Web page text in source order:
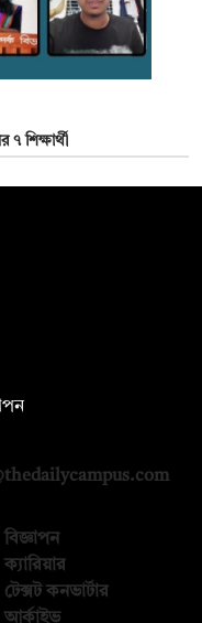
শিক্ষার্থী
বিজ্ঞাপন
ক্যারিয়ার
টেক্সট কনভার্টার
আর্কাইভ